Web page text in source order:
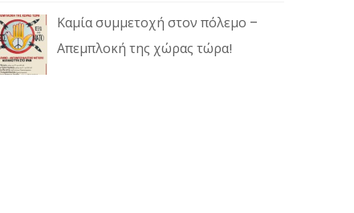
Καμία συμμετοχή στον πόλεμο –
Απεμπλοκή της χώρας τώρα!